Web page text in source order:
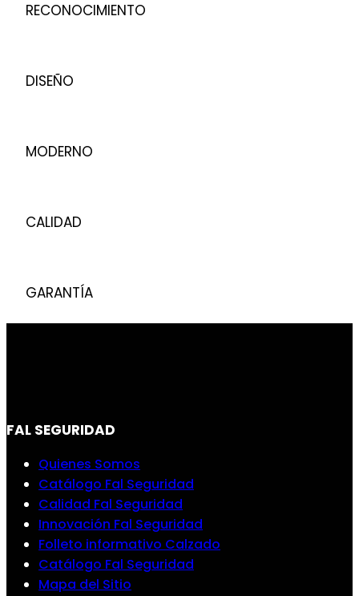
RECONOCIMIENTO
DISEÑO
MODERNO
CALIDAD
GARANTÍA
FAL SEGURIDAD
Quienes Somos
Catálogo Fal Seguridad
Calidad Fal Seguridad
Innovación Fal Seguridad
Folleto informativo Calzado
Catálogo Fal Seguridad
Mapa del Sitio